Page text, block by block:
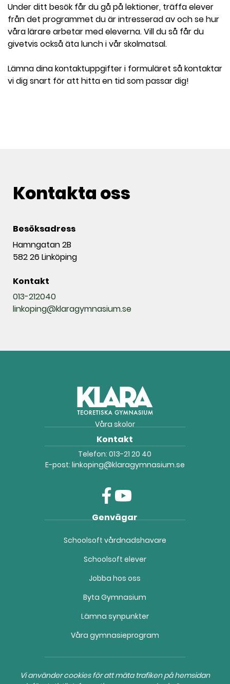
Under ditt besök får du gå på lektioner, träffa elever
från det programmet du är intresserad av och se hur
våra lärare arbetar med eleverna. Vill du så får du
givetvis också äta lunch i vår skolmatsal.
Lämna dina kontaktuppgifter i formuläret så kontaktar
vi dig snart för att hitta en tid som passar dig!
Kontakta oss
Besöksadress
Hamngatan 2B
582 26 Linköping
Kontakt
013-212040
linkoping@klaragymnasium.se
Våra skolor
Kontakt
Telefon:013-21 20 40
E-post: linkoping@klaragymnasium.se
a
e
o
k
(
ö
p
n
s
n
o
t
b
(
ö
p
a
i
y
Genvägar
Schoolsoft vårdnadshavare
Schoolsoft elever
Jobba hos oss
Byta Gymnasium
Lämna synpunkter
Våra gymnasieprogram
Vi använder cookies för att mäta trafiken på hemsidan